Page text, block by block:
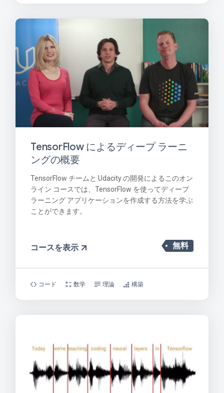
TensorFlow によるディープ ラーニ
ングの概要
TensorFlow チームと Udacity の開発によるこのオン
ライン コースでは、TensorFlow を使ってディープ
ラーニング アプリケーションを作成する方法を学ぶ
ことができます。
無料
コースを表示
コード 数学 理論 構築